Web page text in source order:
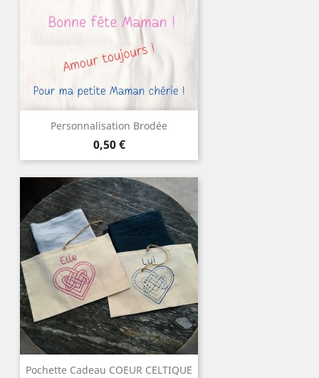
Personnalisation Brodée
Prix
0,50 €
Pochette Cadeau COEUR CELTIQUE